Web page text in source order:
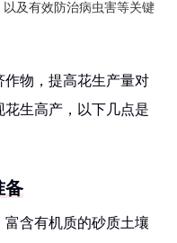
及有效防治病虫害等关键
物，提高花生产量对
生高产，以下几点是
备
含有机质的砂质土壤